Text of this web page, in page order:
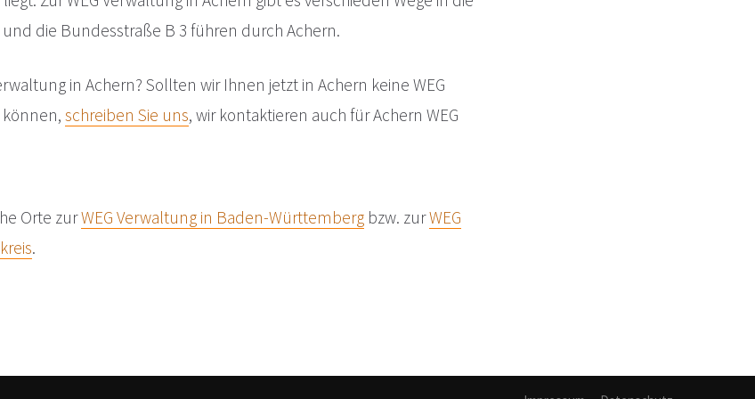
die Bundesstraße B 3 führen durch Achern.
in Achern? Sollten wir Ihnen jetzt in Achern keine WEG
schreiben Sie uns, wir kontaktieren auch für Achern WEG
Orte zurWEG Verwaltung in Baden-Württemberg bzw. zurWEG
.